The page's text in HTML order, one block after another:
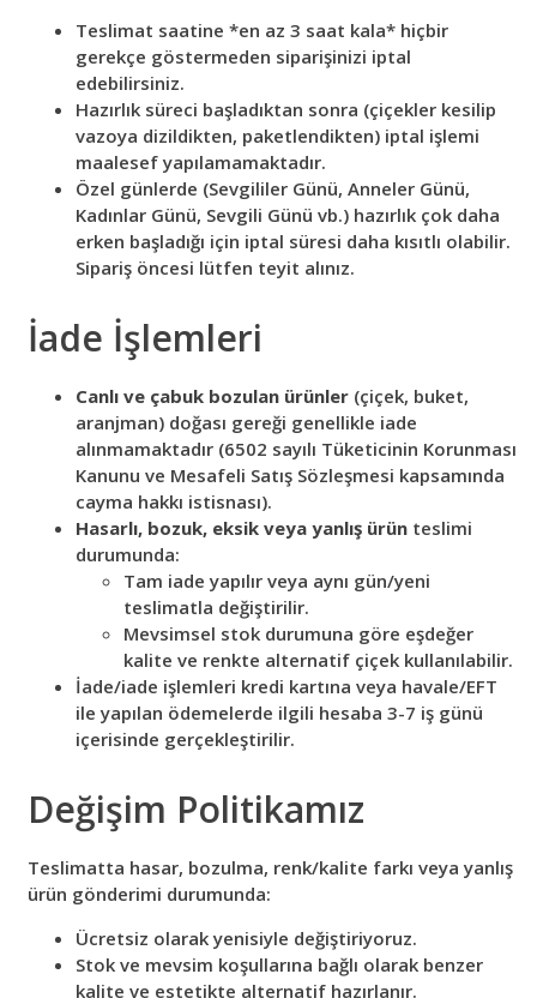
Teslimat saatine *en az 3 saat kala* hiçbir
gerekçe göstermeden siparişinizi iptal
edebilirsiniz.
Hazırlık süreci başladıktan sonra (çiçekler kesilip
vazoya dizildikten, paketlendikten) iptal işlemi
maalesef yapılamamaktadır.
Özel günlerde (Sevgililer Günü, Anneler Günü,
Kadınlar Günü, Sevgili Günü vb.) hazırlık çok daha
erken başladığı için iptal süresi daha kısıtlı olabilir.
Sipariş öncesi lütfen teyit alınız.
İade İşlemleri
Canlı ve çabuk bozulan ürünler (çiçek, buket,
aranjman) doğası gereği genellikle iade
alınmamaktadır (6502 sayılı Tüketicinin Korunması
Kanunu ve Mesafeli Satış Sözleşmesi kapsamında
cayma hakkı istisnası).
Hasarlı, bozuk, eksik veya yanlış ürün teslimi
durumunda:
Tam iade yapılır veya aynı gün/yeni
teslimatla değiştirilir.
Mevsimsel stok durumuna göre eşdeğer
kalite ve renkte alternatif çiçek kullanılabilir.
İade/iade işlemleri kredi kartına veya havale/EFT
ile yapılan ödemelerde ilgili hesaba 3-7 iş günü
içerisinde gerçekleştirilir.
Değişim Politikamız
Teslimatta hasar, bozulma, renk/kalite farkı veya yanlış
ürün gönderimi durumunda:
Ücretsiz olarak yenisiyle değiştiriyoruz.
Stok ve mevsim koşullarına bağlı olarak benzer
kalite ve estetikte alternatif hazırlanır.